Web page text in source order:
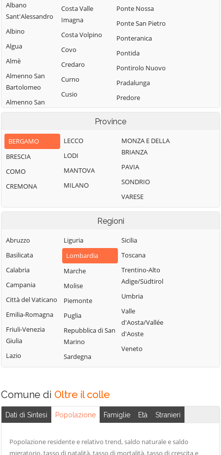
Albano
Sant'Alessandro
Albino
Algua
Almè
Almenno San
Bartolomeo
Almenno San
Salvatore
Lombardo
Ambivere
Antegnate
Arcene
Arzago d'Adda
Aviatico
Azzano San
Paolo
Azzone
Bagnatica
Barbata
Bariano
Barzana
Bedulita
Bergamo
Bianzano
Bolgare
Costa Valle
Imagna
Costa Volpino
Covo
Credaro
Curno
Cusio
Dalmine
Endine Gaiano
Entratico
Fara Gera d'Adda
Fara Olivana con
Filago
Fino del Monte
Fiorano al Serio
Fontanella
Fonteno
Foppolo
Foresto Sparso
Fornovo San
Fuipiano Valle
Gandellino
Gandosso
Gaverina Terme
Ghisalba
Ponte Nossa
Ponte San Pietro
Ponteranica
Pontida
Pontirolo Nuovo
Pradalunga
Predore
Premolo
Presezzo
Pumenengo
Ranica
Ranzanico
Riva di Solto
Rogno
Romano di
Roncobello
Roncola
Rota d'Imagna
Rovetta
Bianco
Terme
Santa Brigida
Sarnico
Schilpario
Province
BERGAMO
BRESCIA
COMO
CREMONA
LECCO
LODI
MANTOVA
MILANO
MONZA E DELLA
BRIANZA
PAVIA
SONDRIO
VARESE
Regioni
Abruzzo
Basilicata
Calabria
Campania
Città del Vaticano
Emilia-Romagna
Friuli-Venezia
Giulia
Lazio
Liguria
Lombardia
Marche
Molise
Piemonte
Puglia
Repubblica di San
Marino
Sardegna
Sicilia
Toscana
Trentino-Alto
Adige/Südtirol
Umbria
Valle
d'Aosta/Vallée
d'Aoste
Veneto
Comune di Oltre il colle
Dati di Sintesi Popolazione Famiglie Età Stranieri
Popolazione residente e relativo trend, saldo naturale e saldo
migratorio, tasso di natalità, tasso di mortalità, tasso di crescita e